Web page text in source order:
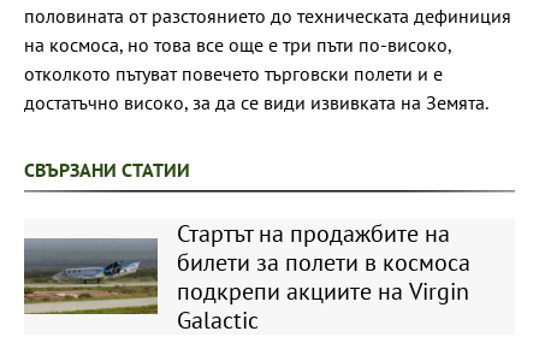
половината от разстоянието до техническата дефиниция
на космоса, но това все още е три пъти по-високо,
отколкото пътуват повечето търговски полети и е
достатъчно високо, за да се види извивката на Земята.
СВЪРЗАНИ СТАТИИ
Стартът на продажбите на
билети за полети в космоса
подкрепи акциите на Virgin
Galactic